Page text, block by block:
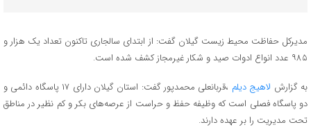
مدیرکل حفاظت محیط زیست گیلان گفت: از ابتدای سالجاری تاکنون تعداد یک هزار و
۹۸۵ عدد انواع ادوات صید و شکار غیرمجاز کشف شده است.
به گزارش لاهیج دیلم
،قربانعلی محمدپور گفت: استان گیلان دارای ۱۷ پاسگاه دائمی و
دو پاسگاه فصلی است که وظیفه حفظ و حراست از عرصه‌های بکر و کم‌ نظیر در مناطق
تحت مدیریت را بر عهده دارند.